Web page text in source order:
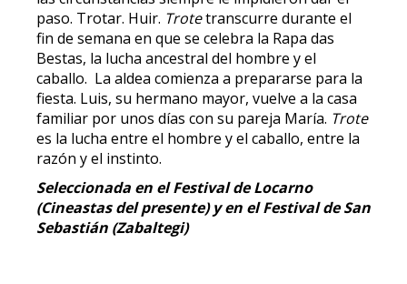
paso. Trotar. Huir. Trotetranscurre durante el
fin de semana en que se celebra la Rapa das
Bestas, la lucha ancestral del hombre y el
caballo. La aldea comienza a prepararse para la
fiesta. Luis, su hermano mayor, vuelve a la casa
familiar por unos días con su pareja María. Trote
es la lucha entre el hombre y el caballo, entre la
razón y el instinto.
Seleccionada en el Festival de Locarno
(Cineastas del presente) y en el Festival de San
Sebastián (Zabaltegi)